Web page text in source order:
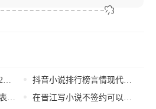
？
抖音小说排行榜言情现代，大叔恋小说宠文现代小说名字？
在晋江写小说不签约可以赚钱吗知乎，在晋江写小说不签约可以赚钱吗知乎推荐？